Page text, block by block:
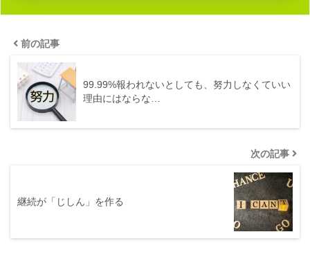
前の記事
99.99%報われないとしても、努力しなくていい
理由にはならな…
次の記事
継続が「じしん」を作る